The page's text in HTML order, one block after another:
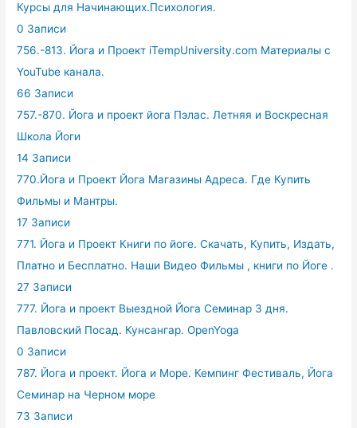
Курсы для Начинающих.Психология.
0 Записи
756.-813. Йога и Проект iTempUniversity.com Материалы с
YouTube канала.
66 Записи
757.-870. Йога и проект йога Пэлас. Летняя и Воскресная
Школа Йоги
14 Записи
770.Йога и Проект Йога Магазины Адреса. Где Купить
Фильмы и Мантры.
17 Записи
771. Йога и Проект Книги по йоге. Скачать, Купить, Издать,
Платно и Бесплатно. Наши Видео Фильмы , книги по Йоге .
27 Записи
777. Йога и проект Выездной Йога Семинар 3 дня.
Павловский Посад. Кунсангар. OpenYoga
0 Записи
787. Йога и проект. Йога и Море. Кемпинг Фестиваль, Йога
Семинар на Черном море
73 Записи